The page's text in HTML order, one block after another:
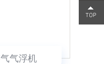
气浮机